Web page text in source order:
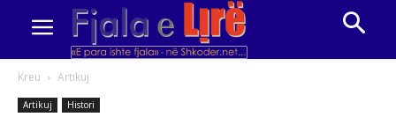
Kreu Artikuj
Artikuj Histori